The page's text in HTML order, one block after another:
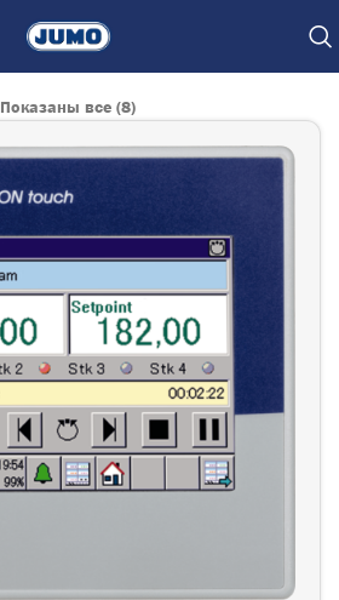
Показаны все (8)